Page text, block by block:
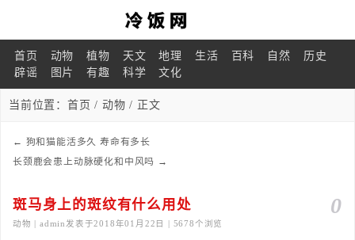
首页 动物 植物 天文 地理 生活 百科 自然
历史
辟谣
图片 有趣 科学 文化
当前位置： 首页 /动物 / 正文
← 狗和猫能活多久 寿命有多长
长颈鹿会患上动脉硬化和中风吗 →
0
斑马身上的斑纹有什么用处
动物 | admin发表于2018年01月22日 | 5678个浏览